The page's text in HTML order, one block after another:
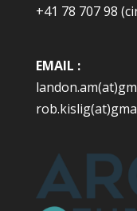
:+41 78 707 98
EMAIL :